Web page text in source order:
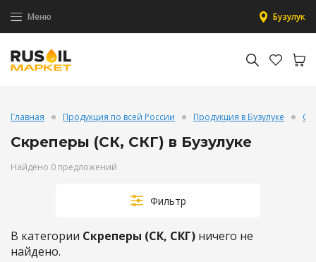
Меню Бузулук
Главная Продукция по всей России Продукция в Бузулуке
Скреперы (СК, СКГ) в Бузулуке
Найдено 0 предложений
Фильтр
В категории Скреперы (СК, СКГ) ничего не
найдено.